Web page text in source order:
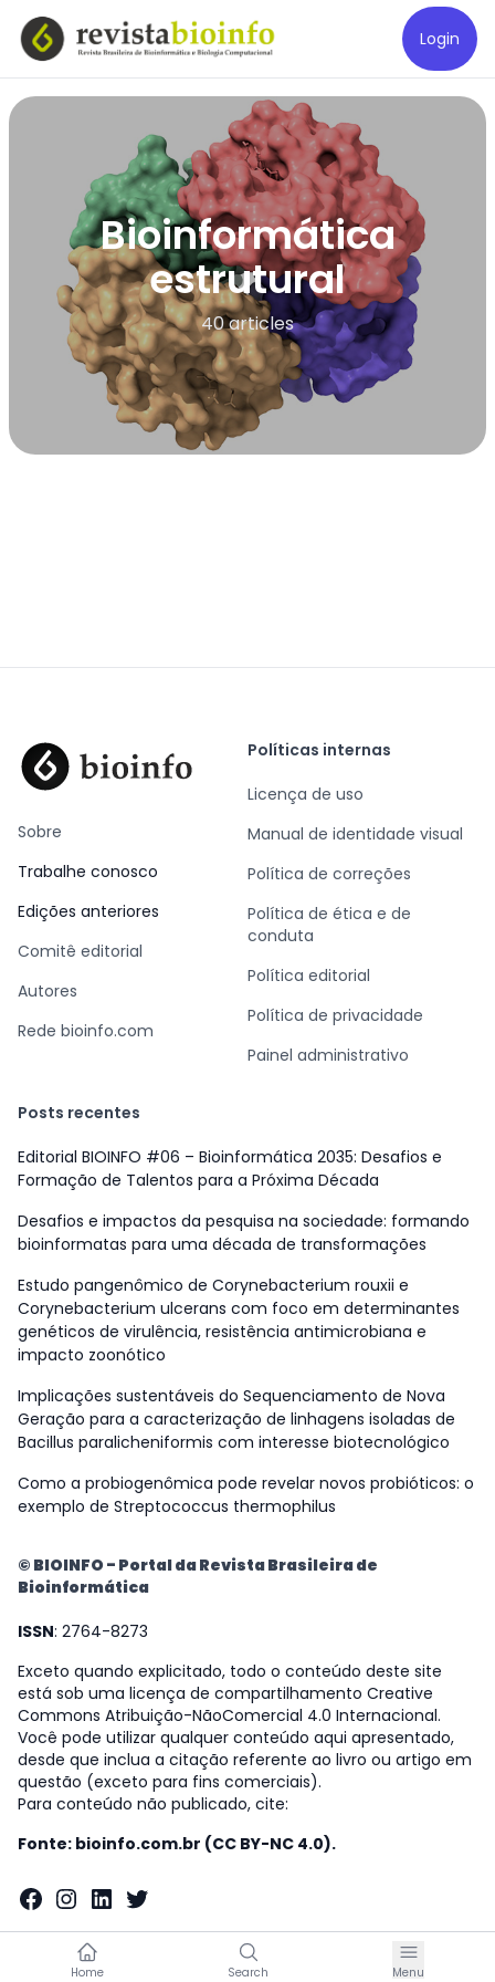
Login
Home Search Menu
Bioinformática
estrutural
40 articles
Sobre
Trabalhe conosco
Edições anteriores
Comitê editorial
Autores
Rede bioinfo.com
Políticas internas
Licença de uso
Manual de identidade visual
Política de correções
Política de ética e de
conduta
Política editorial
Política de privacidade
Painel administrativo
Posts recentes
Editorial BIOINFO #06 – Bioinformática 2035: Desafios e
Formação de Talentos para a Próxima Década
Desafios e impactos da pesquisa na sociedade: formando
bioinformatas para uma década de transformações
Estudo pangenômico de Corynebacterium rouxii e
Corynebacterium ulcerans com foco em determinantes
genéticos de virulência, resistência antimicrobiana e
impacto zoonótico
Implicações sustentáveis do Sequenciamento de Nova
Geração para a caracterização de linhagens isoladas de
Bacillus paralicheniformis com interesse biotecnológico
Como a probiogenômica pode revelar novos probióticos: o
exemplo de Streptococcus thermophilus
© BIOINFO - Portal da Revista Brasileira de
Bioinformática
ISSN: 2764-8273
Exceto quando explicitado, todo o conteúdo deste site
está sob uma licença de compartilhamento Creative
Commons Atribuição-NãoComercial 4.0 Internacional.
Você pode utilizar qualquer conteúdo aqui apresentado,
desde que inclua a citação referente ao livro ou artigo em
questão (exceto para fins comerciais).
Para conteúdo não publicado, cite:
Fonte: bioinfo.com.br (CC BY-NC 4.0).
Facebook
Instagram
LinkedIn
Twitter